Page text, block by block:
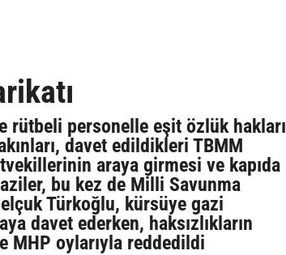
rütbeli personelle eşit özlük hakları
davet edildikleri TBMM
araya girmesi ve kapıda
bu kez de Milli Savunma
Türkoğlu, kürsüye gazi
davet ederken, haksızlıkların
MHP oylarıyla reddedildi